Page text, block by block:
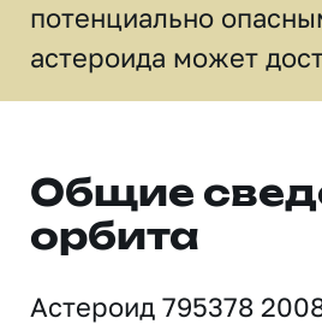
потенциально
астероида может
Общие
орбита
Астероид 795378